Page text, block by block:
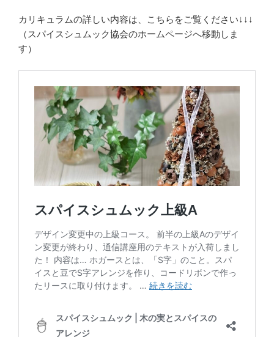
カリキュラムの詳しい内容は、こちらをご覧ください↓↓↓
（スパイスシュムック協会のホームページへ移動しま
す）